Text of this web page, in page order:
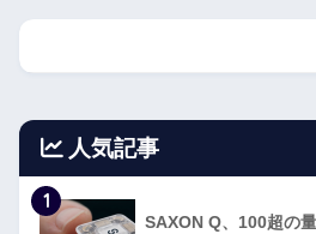
人気記事
1
SAXON Q、100超の